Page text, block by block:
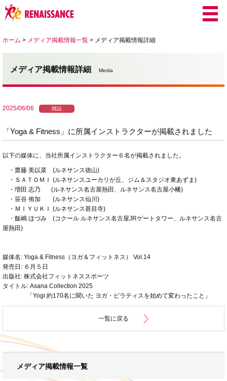
ホーム > メディア掲載情報一覧 > メディア掲載情報詳細
メディア掲載情報詳細 Media
2025/06/06 雑誌
「Yoga & Fitness」に所属インストラクターが掲載されました
以下の媒体に、当社所属インストラクター６名が掲載されました。
・ 齋藤 美以菜 (ルネサンス徳山)
・ＳＡＴＯＭＩ (ルネサンスユーカリが丘、ジム＆スタジオ東あずま)
・増田 志乃 (ルネサンス名古屋熱田、ルネサンス名古屋小幡)
・笹谷 侑加 (ルネサンス仙川)
・ＭＩＹＵＫＩ (ルネサンス甚目寺)
・飯嶋 ほづみ (コクール ルネサンス名古屋JRゲートタワー、ルネサンス名古
屋熱田)
媒体名: Yoga & Fitness（ヨガ＆フィットネス） Vol.14
発売日: ６月５日
出版社: 株式会社フィットネススポーツ
タイトル: Asana Collection 2025
「Yogi 約170名に聞いた ヨガ・ピラティスを始めて変わったこと」
一覧に戻る
メディア掲載情報一覧